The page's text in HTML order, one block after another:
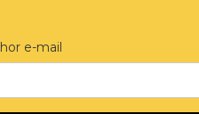
e-mail